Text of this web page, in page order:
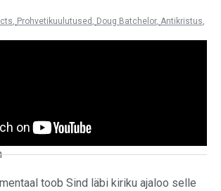
, Prohvetikuulutused , Doug Batchelor, Antikristus,
toob Sind läbi kiriku ajaloo selle